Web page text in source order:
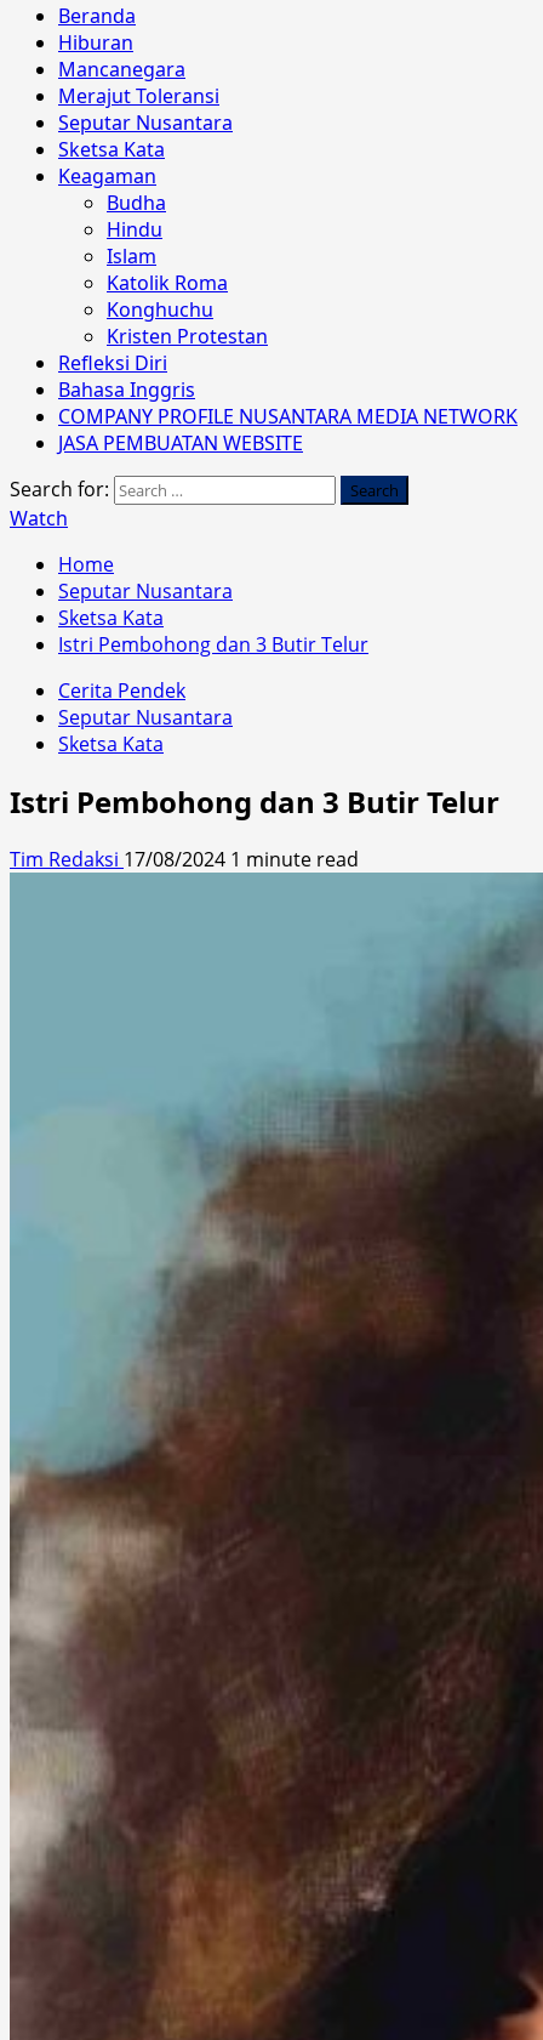
Beranda
Hiburan
Mancanegara
Merajut Toleransi
Seputar Nusantara
Sketsa Kata
Keagaman
Budha
Hindu
Islam
Katolik Roma
Konghuchu
Kristen Protestan
Refleksi Diri
Bahasa Inggris
COMPANY PROFILE NUSANTARA MEDIA NETWORK
JASA PEMBUATAN WEBSITE
Search for:
Watch
Home
Seputar Nusantara
Sketsa Kata
Istri Pembohong dan 3 Butir Telur
Cerita Pendek
Seputar Nusantara
Sketsa Kata
Istri Pembohong dan 3 Butir Telur
Tim Redaksi 17/08/2024 1 minute read